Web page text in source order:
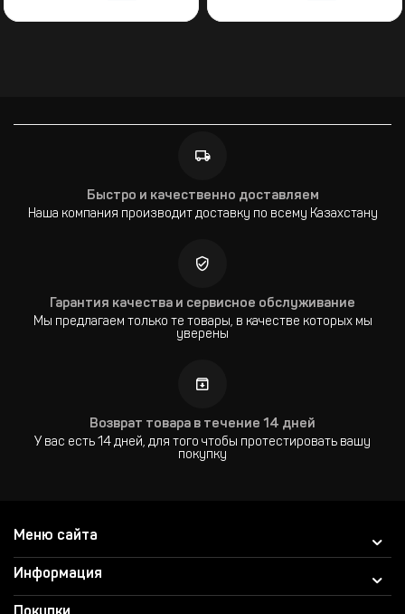
Быстро и качественно доставляем
Наша компания производит доставку по всему Казахстану
Гарантия качества и сервисное обслуживание
Мы предлагаем только те товары, в качестве которых мы
уверены
Возврат товара в течение 14 дней
У вас есть 14 дней, для того чтобы протестировать вашу
покупку
Меню сайта
Информация